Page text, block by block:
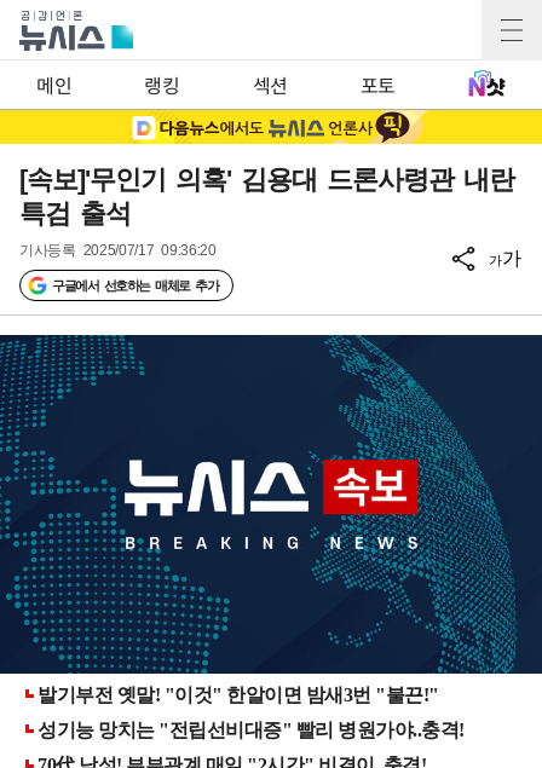
메인 랭킹 섹션 포토
[속보]'무인기 의혹' 김용대 드론사령관 내란
특검 출석
기사등록 2025/07/17 09:36:20
구글에서 선호하는 매체로 추가
가가